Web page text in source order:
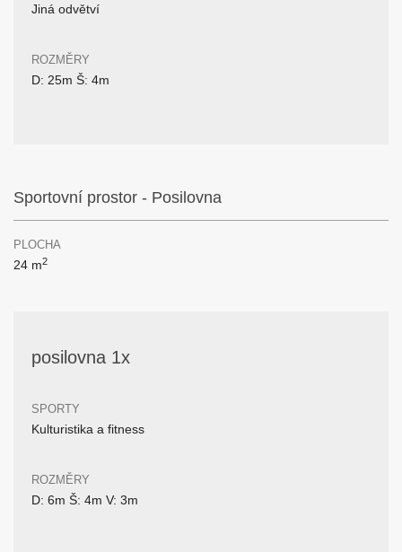
Jiná odvětví
ROZMĚRY
D: 25m Š: 4m
Sportovní prostor - Posilovna
PLOCHA
24 m2
posilovna 1x
SPORTY
Kulturistika a fitness
ROZMĚRY
D: 6m Š: 4m V: 3m